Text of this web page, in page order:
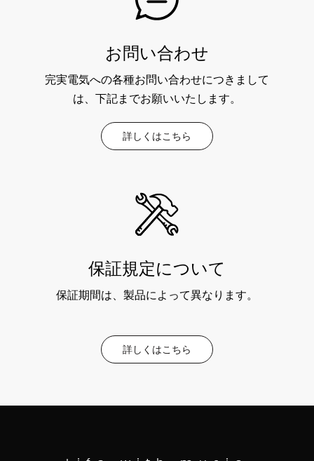
お問い合わせ
完実電気への各種お問い合わせにつきまして
は、下記までお願いいたします。
詳しくはこちら
保証規定について
保証期間は、製品によって異なります。
詳しくはこちら